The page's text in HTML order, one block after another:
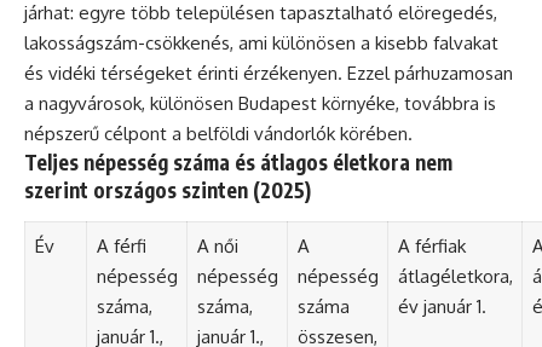
járhat: egyre több településen tapasztalható elöregedés,
lakosságszám-csökkenés, ami különösen a kisebb falvakat
és vidéki térségeket érinti érzékenyen. Ezzel párhuzamosan
a nagyvárosok, különösen Budapest környéke, továbbra is
népszerű célpont a belföldi vándorlók körében.
Teljes népesség száma és átlagos életkora nem
szerint országos szinten (2025)
Év
A férfi
népesség
száma,
január 1.,
A női
népesség
száma,
január 1.,
A
népesség
száma
összesen,
A férfiak
átlagéletkora,
év január 1.